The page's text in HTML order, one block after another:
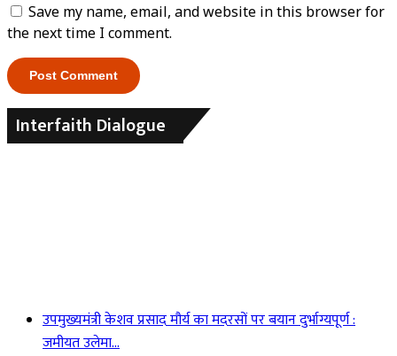
Save my name, email, and website in this browser for
the next time I comment.
Interfaith Dialogue
उपमुख्यमंत्री केशव प्रसाद मौर्य का मदरसों पर बयान दुर्भाग्यपूर्ण :
जमीयत उलेमा…